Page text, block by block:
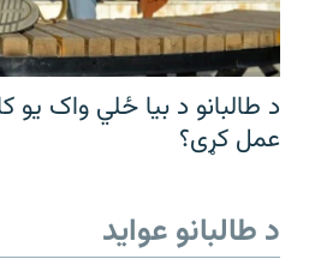
د طالبانو د بیا ځلي واک یو
عمل کړی؟
د طالبانو عواید